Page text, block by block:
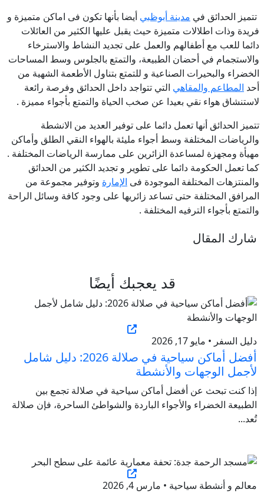
تتميز الحدائق في مدينة أبوظبي أيضا بأنها تكون فى اماكن متميزة و
فريدة وذات اطلالات متميزة حيث يقبل عليها الكثير من العائلات
دائما للعب مع أطفالهم والعمل على تجديد النشاط والاسترخاء
والاستجمام في أحضان الطبيعة، والتمتع بالجلوس وسط المساحات
الخضراء والبحيرات الصناعية و للتمتع بتناول الأطعمة الشهية من
أحد المطاعم والمقاهي التي تتواجد داخل الحدائق وفرصة رائعة
لاستنشاق هواء نقي بعيدا عن صخب الحياة والتمتع بأجواء مميزة .
تتميز الحدائق أنها تعمل دائما على توفير العديد من الانشطة
والرياضات المختلفة وسط أجواء مليئة بالهواء النقي الطلق وأماكن
مهيأة ومجهزة لمساعدة الزائرين على ممارسة الرياضات المختلفة .
كما تعمل الحكومة دائما على تطوير و تجديد الكثير من الحدائق
والمنتزهات المختلفة الموجودة فى الإمارة وتوفير مجموعة من
المرافق المختلفة حتى تساعد زائريها على وجود كافة وسائل الراحة
والتمتع بأجواء الترفيه المختلفة .
شارك المقال
قد يعجبك أيضًا
دليل السفر • مايو 17, 2026
أفضل أماكن سياحية في صلالة 2026: دليل شامل
لأجمل الوجهات والأنشطة
إذا كنت تبحث عن أفضل أماكن سياحية في صلالة تجمع بين
الطبيعة الخضراء والأجواء الباردة والشواطئ الساحرة، فإن صلالة
تُعد...
معالم و أنشطة سياحية • مارس 4, 2026